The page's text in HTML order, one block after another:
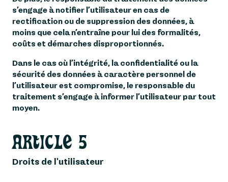
s’engage à notifier l’utilisateur en cas de
rectification ou de suppression des données, à
moins que cela n’entraîne pour lui des formalités,
coûts et démarches disproportionnés.
Dans le cas où l’intégrité, la confidentialité ou la
sécurité des données à caractère personnel de
l’utilisateur est compromise, le responsable du
traitement s’engage à informer l’utilisateur par tout
moyen.
ARTICLE 5
Droits de l'utilisateur